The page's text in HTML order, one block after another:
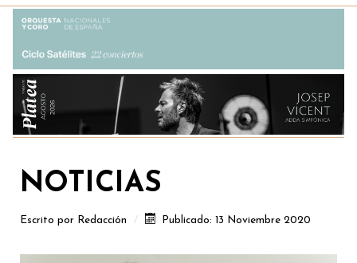
NOTICIAS
Escrito por Redacción Publicado: 13 Noviembre 2020